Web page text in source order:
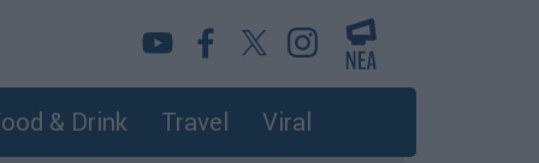
& Drink Travel Viral